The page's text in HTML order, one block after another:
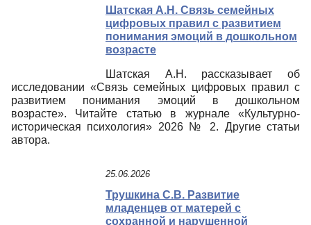
Шатская А.Н. Связь семейных
цифровых правил с развитием
понимания эмоций в дошкольном
возрасте
Шатская А.Н. рассказывает об
исследовании «Связь семейных цифровых правил с
развитием понимания эмоций в дошкольном
возрасте». Читайте статью в журнале «Культурно-
историческая психология» 2026 № 2. Другие статьи
автора.
25.06.2026
Трушкина С.В. Развитие
младенцев от матерей с
сохранной и нарушенной